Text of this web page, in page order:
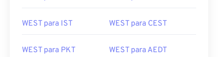
WEST para IST WEST para CEST
WEST para PKT WEST para AEDT